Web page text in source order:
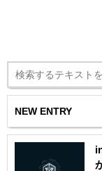
NEW ENTRY